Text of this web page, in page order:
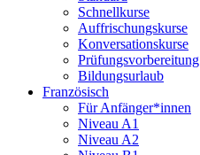
Schnellkurse
Auffrischungskurse
Konversationskurse
Prüfungsvorbereitung
Bildungsurlaub
Französisch
Für Anfänger*innen
Niveau A1
Niveau A2